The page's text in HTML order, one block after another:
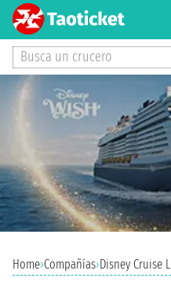
Busca un crucero
Home›Compañías›Disney Cruise